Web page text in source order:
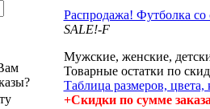
Распродажа! Футболка со
SALE!-F
Мужские, женские,
Товарные остатки по
Таблица размеров, цвета,
+Скидки по сумме